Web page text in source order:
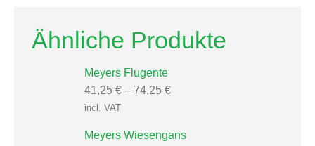
Ähnliche Produkte
Meyers Flugente
41,25 € – 74,25 €
incl. VAT
Meyers Wiesengans